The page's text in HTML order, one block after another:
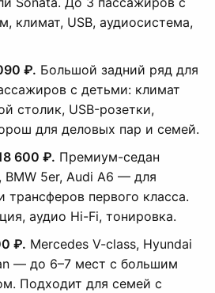
климат, USB, аудиосистема,
₽. Большой задний ряд для
с детьми: климат
столик, USB-розетки,
для деловых пар и семей.
600 ₽. Премиум-седан
BMW 5er, Audi A6 — для
трансферов первого класса.
аудио Hi-Fi, тонировка.
₽. Mercedes V-class, Hyundai
— до 6–7 мест с большим
Подходит для семей с